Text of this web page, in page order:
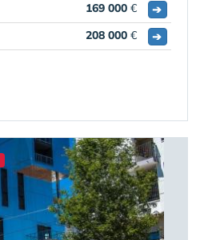
169 000 €
➔
208 000 € ➔